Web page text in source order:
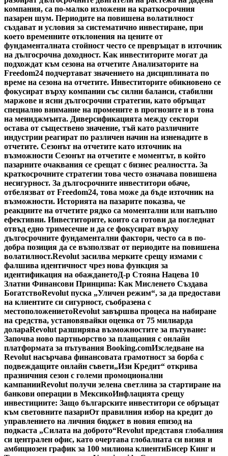
компания, са по-малко изложени на краткосрочния
пазарен шум. Периодите на повишена волатилност
създават и условия за систематично инвестиране, при
което временните отклонения на цените от
фундаменталната стойност често се превръщат в източник
на дългосрочна доходност. Как инвеститорите могат да
подхождат към сезона на отчетите Анализаторите на
Freedom24 подчертават значението на дисциплината по
време на сезона на отчетите. Инвеститорите обикновено се
фокусират върху компании със силни баланси, стабилни
маржове и ясни дългосрочни стратегии, като обръщат
специално внимание на промените в прогнозите и в тона
на мениджмънта. Диверсификацията между сектори
остава от съществено значение, тъй като различните
индустрии реагират по различен начин на изненадите в
отчетите. Сезонът на отчетите като източник на
възможности Сезонът на отчетите е моментът, в който
пазарните очаквания се срещат с бизнес реалността. За
краткосрочните стратегии това често означава повишена
несигурност. За дългосрочните инвеститори обаче,
отбелязват от Freedom24, това може да бъде източник на
възможности. Историята на пазарите показва, че
реакциите на отчетите рядко са моментални или напълно
ефективни. Инвеститорите, които са готови да погледнат
отвъд едно тримесечие и да се фокусират върху
дългосрочните фундаментални фактори, често са в по-
добра позиция да се възползват от периодите на повишена
волатилност.Revolut засилва мерките срещу измами с
фалшива идентичност чрез нова функция за
идентификация на обажданетоД-р Стояна Нацева 10
Златни Финансови Принципа: Как Мисленето Създава
БогатствоRevolut пуска „Уличен режим“, за да предостави
на клиентите си сигурност, съобразена с
местоположениетоRevolut завършва процеса на набиране
на средства, установявайки оценка от 75 милиарда
долараRevolut разширява възможностите за пътуване:
Започва ново партньорство за плащания с онлайн
платформата за пътувания Booking.comИзследване на
Revolut насърчава финансовата грамотност за борба с
подвеждащите онлайн съвети„Изи Кредит“ открива
празничния сезон с големи промоционални
кампанииRevolut получи зелена светлина за стартиране на
банкови операции в МексикоИнфлацията срещу
инвестициите: Защо българските инвеститори се обръщат
към световните пазариОт правилния избор на кредит до
управлението на личния бюджет в новия епизод на
подкаста „Силата на доброто“Revolut представя глобалния
си централен офис, като очертава глобалната си визия и
амбициозен график за 100 милиона клиентиБисер Кинг и